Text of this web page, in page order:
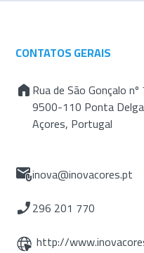
CONTATOS GERAIS
Rua de São Gonçalo nº
9500-110 Ponta
Açores, Portugal
inova@inovacores.pt
296 201 770
http://